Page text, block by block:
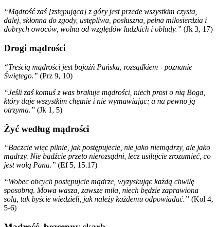
“Mądrość zaś [zstępująca] z góry jest przede wszystkim czysta,
dalej, skłonna do zgody, ustępliwa, posłuszna, pełna miłosierdzia i
dobrych owoców, wolna od względów ludzkich i obłudy.” (Jk 3, 17)
Drogi mądrości
“Treścią mądrości jest bojaźń Pańska, rozsądkiem - poznanie
Świętego.” (Prz 9, 10)
“Jeśli zaś komuś z was brakuje mądrości, niech prosi o nią Boga,
który daje wszystkim chętnie i nie wymawiając; a na pewno ją
otrzyma.” (Jk 1, 5)
Żyć według mądrości
“Baczcie więc pilnie, jak postępujecie, nie jako niemądrzy, ale jako
mądrzy. Nie bądźcie przeto nierozsądni, lecz usiłujcie zrozumieć, co
jest wolą Pana.” (Ef 5, 15.17)
“Wobec obcych postępujcie mądrze, wyzyskując każdą chwilę
sposobną. Mowa wasza, zawsze miła, niech będzie zaprawiona
solą, tak byście wiedzieli, jak należy każdemu odpowiadać.” (Kol 4,
5-6)